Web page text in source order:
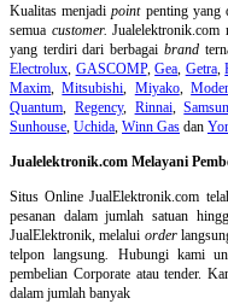
Kualitas menjadipointpenting yang
semua customer.
yang terdiri dari berbagai brand
Electrolux GASCOMP,Gea Getra,
Maxim ,Mitsubishi Miyako,
Quantum
Regency, Rinnai,
Sunhouse Uchida Winn Gas dan
Jualelektronik.com Melayani
Situs Online JualElektronik.com
pesanan dalam jumlah satuan
JualElektronik, melalui order
telpon langsung
Hubungi kami
pembelian Corporate atau tender.
dalam jumlah banyak